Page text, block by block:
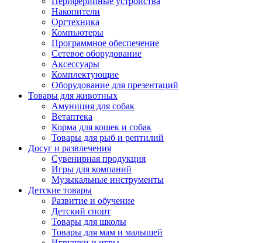
Накопители
Оргтехника
Компьютеры
Программное обеспечение
Сетевое оборудование
Аксессуары
Комплектующие
Оборудование для презентаций
Товары для животных
Амуниция для собак
Ветаптека
Корма для кошек и собак
Товары для рыб и рептилий
Досуг и развлечения
Сувенирная продукция
Игры для компаний
Музыкальные инструменты
Детские товары
Развитие и обучение
Детский спорт
Товары для школы
Товары для мам и малышей